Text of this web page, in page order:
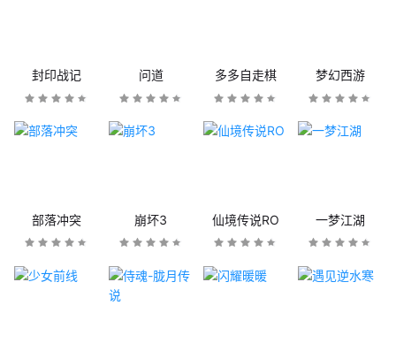
封印战记 问道 多多自走棋 梦幻西游
部落冲突 崩坏3 仙境传说RO 一梦江湖